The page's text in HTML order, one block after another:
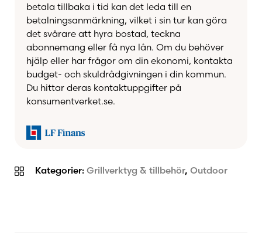
Kategorier: Grillverktyg & tillbehör, Outdoor
betala tillbaka i tid kan det leda till en
betalningsanmärkning, vilket i sin tur kan göra
det svårare att hyra bostad, teckna
abonnemang eller få nya lån. Om du behöver
hjälp eller har frågor om din ekonomi, kontakta
budget- och skuldrådgivningen i din kommun.
Du hittar deras kontaktuppgifter på
konsumentverket.se.